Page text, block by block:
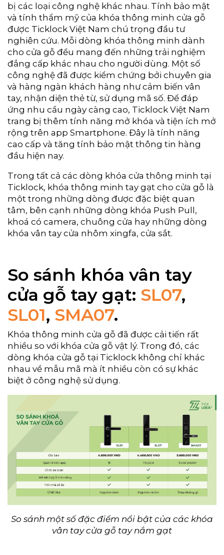
bị các loại công nghệ khác nhau. Tính bảo mật
và tính thẩm mỹ của khóa thông minh cửa gỗ
được Ticklock Việt Nam chú trọng đầu tư
nghiên cứu. Mỗi dòng khóa thông minh dành
cho cửa gỗ đều mang đến những trải nghiệm
đẳng cấp khác nhau cho người dùng. Một số
công nghệ đã được kiểm chứng bởi chuyên gia
và hàng ngàn khách hàng như cảm biến vân
tay, nhận diện thẻ từ, sử dụng mã số. Để đáp
ứng nhu cầu ngày càng cao, Ticklock Việt Nam
trang bị thêm tính năng mở khóa và tiện ích mở
rộng trên app Smartphone. Đây là tính năng
cao cấp và tăng tính bảo mật thông tin hàng
đầu hiện nay.
Trong tất cả các dòng khóa cửa thông minh tại
Ticklock, khóa thông minh tay gạt cho cửa gỗ là
một trong những dòng được đặc biệt quan
tâm, bên cạnh những dòng khóa Push Pull,
khoá có camera, chuông cửa hay những dòng
khóa vân tay cửa nhôm xingfa, cửa sắt.
So sánh khóa vân tay
cửa gỗ tay gạt: SL07,
SL01, SMA07.
Khóa thông minh cửa gỗ đã được cải tiến rất
nhiều so với khóa cửa gỗ vật lý. Trong đó, các
dòng khóa cửa gỗ tại Ticklock không chỉ khác
nhau về mẫu mã mà ít nhiều còn có sự khác
biệt ở công nghệ sử dụng.
So sánh một số đặc điểm nổi bật của các khóa
vân tay cửa gỗ tay nắm gạt